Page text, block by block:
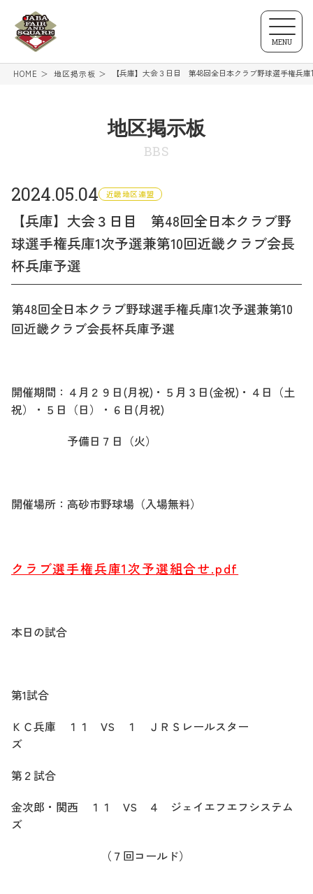
MENU
HOME 地区掲示板 【兵庫】大会３日目 第48回全日本クラブ野球選手権兵
地区掲示板
BBS
2024.05.04 近畿地区連盟
【兵庫】大会３日目 第48回全日本クラブ野
球選手権兵庫1次予選兼第10回近畿クラブ会長
杯兵庫予選
第48回全日本クラブ野球選手権兵庫1次予選兼第10
回近畿クラブ会長杯兵庫予選
開催期間：４月２９日(月祝)・５月３日(金祝)・４日（土
祝）・５日（日）・６日(月祝)
予備日７日（火）
開催場所： 高砂市野球場（入場無料）
クラブ選手権兵庫1次予選組合せ.pdf
本日の試合
第1試合
ＫＣ兵庫 １１ VS １ ＪＲＳレールスター
ズ
第２試合
金次郎・関西 １１ VS ４ ジェイエフエフシステム
ズ
（７回コールド）